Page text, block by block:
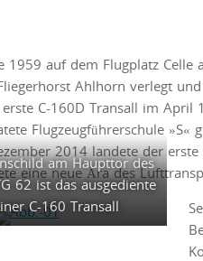
1959 auf dem Flugplatz
Ahlhorn verlegt
C-160D Transall im
Flugzeugführerschule
2014 landete der
eine neue Ära des
am Haupttor des
62 ist das ausgediente
C-160 Transall